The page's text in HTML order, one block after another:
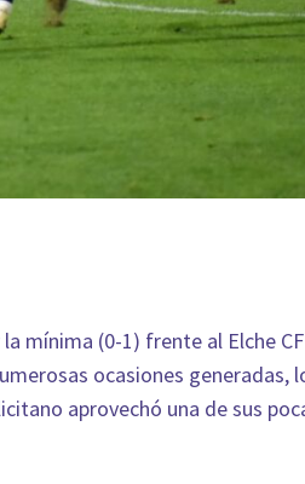
mínima (0-1) frente al Elche
ocasiones generadas,
aprovechó una de sus